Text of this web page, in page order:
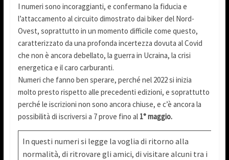
I numeri sono incoraggianti, e confermano la fiducia e
l’attaccamento al circuito dimostrato dai biker del Nord-
Ovest, soprattutto in un momento difficile come questo,
caratterizzato da una profonda incertezza dovuta al Covid
che non è ancora debellato, la guerra in Ucraina, la crisi
energetica e il caro carburanti.
Numeri che fanno ben sperare, perché nel 2022 si inizia
molto presto rispetto alle precedenti edizioni, e soprattutto
perché le iscrizioni non sono ancora chiuse, e c’è ancora la
possibilità di iscriversi a 7 prove fino al 1° maggio.
In questi numeri si legge la voglia di ritorno alla
normalità, di ritrovare gli amici, di visitare alcuni tra i